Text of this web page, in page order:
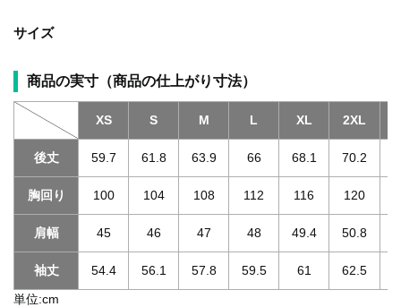
サイズ
商品の実寸（商品の仕上がり寸法）
XS S M L XL 2XL
後丈 59.7 61.8 63.9 66 68.1 70.2
胸回り 100 104 108 112 116 120
肩幅 45 46 47 48 49.4 50.8
袖丈 54.4 56.1 57.8 59.5 61 62.5
単位:cm